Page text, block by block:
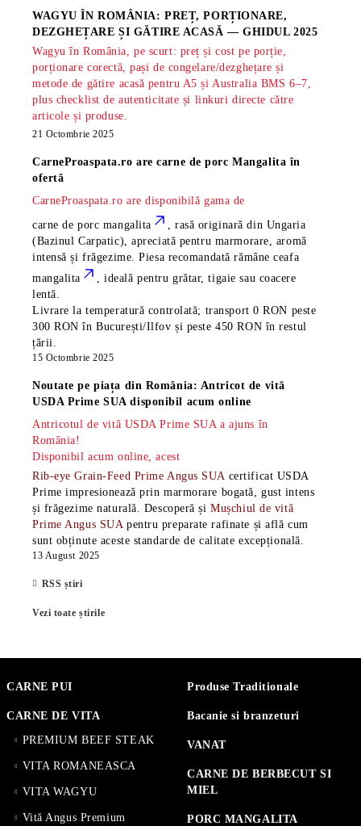
WAGYU ÎN ROMÂNIA: PREȚ, PORȚIONARE,
DEZGHEȚARE ȘI GĂTIRE ACASĂ — GHIDUL 2025
Wagyu în România, pe scurt: preț și cost pe porție,
porționare corectă, pași de congelare/dezghețare și
metode de gătire acasă pentru A5 și Australia BMS 6–7,
plus checklist de autenticitate și linkuri directe către
articole și produse.
21 Octombrie 2025
CarneProaspata.ro arecarne de porc Mangalita în
ofertă
CarneProaspata.ro are disponibilă gama de
carne de porc mangalita
, rasă originară din Ungaria
(Bazinul Carpatic), apreciată pentru marmorare, aromă
intensă și frăgezime. Piesa recomandată rămâneceafa
mangalita
, ideală pentru grătar, tigaie sau coacere
lentă.
Livrare la temperatură controlată; transport 0 RON peste
300 RON în București/Ilfov și peste 450 RON în restul
țării.
15 Octombrie 2025
Noutate pe piața din România: Antricot de vită
USDA Prime SUA disponibil acum online
Antricotul de vită USDA Prime SUA a ajuns în
România!
Disponibil acum online, acest
Rib-eye Grain-Feed Prime Angus SUA certificat USDA
Prime impresionează prin marmorare bogată, gust intens
și frăgezime naturală. Descoperă șiMușchiul de vită
Prime Angus SUA pentru preparate rafinate și află cum
sunt obținute aceste standarde de calitate excepțională.
13 August 2025
RSS știri
Vezi toate știrile
CARNE PUI
CARNE DE VITA
PREMIUM BEEF STEAK
VITA ROMANEASCA
VITA WAGYU
Vită Angus Premium
Produse Traditionale
Bacanie si branzeturi
VANAT
CARNE DE BERBECUT SI
MIEL
PORC MANGALITA